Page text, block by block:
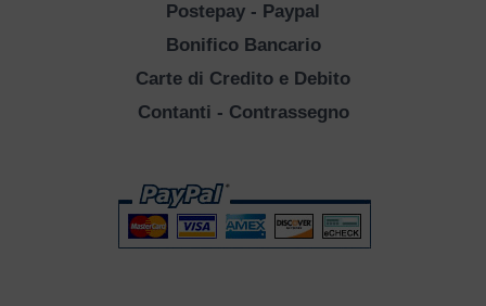
Postepay - Paypal
Bonifico Bancario
Carte di Credito e Debito
Contanti - Contrassegno